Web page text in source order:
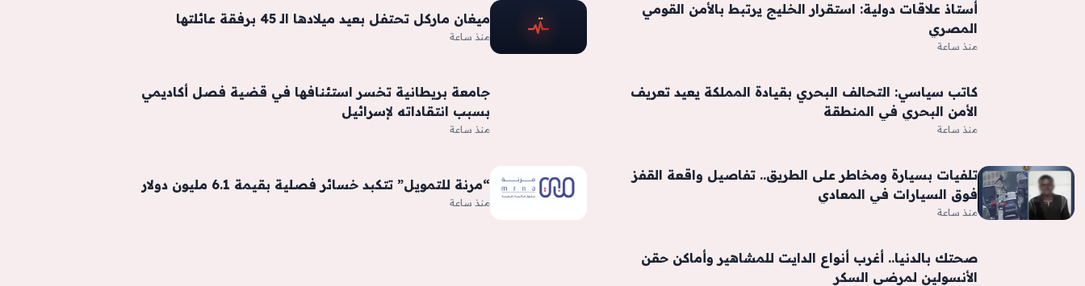
أستاذ علاقات دولية: استقرار الخليج يرتبط بالأمن القومي
المصري
منذ ساعة
ميغان ماركل تحتفل بعيد ميلادها الـ 45 برفقة عائلتها
منذ ساعة
كاتب سياسي: التحالف البحري بقيادة المملكة يعيد تعريف
الأمن البحري في المنطقة
منذ ساعة
جامعة بريطانية تخسر استئنافها في قضية فصل أكاديمي
بسبب انتقاداته لإسرائيل
منذ ساعة
تلفيات بسيارة ومخاطر على الطريق.. تفاصيل واقعة القفز
فوق السيارات في المعادي
منذ ساعة
“مرنة للتمويل” تتكبد خسائر فصلية بقيمة 6.1 مليون دولار
منذ ساعة
صحتك بالدنيا.. أغرب أنواع الدايت للمشاهير وأماكن حقن
الأنسولين لمرضى السكر